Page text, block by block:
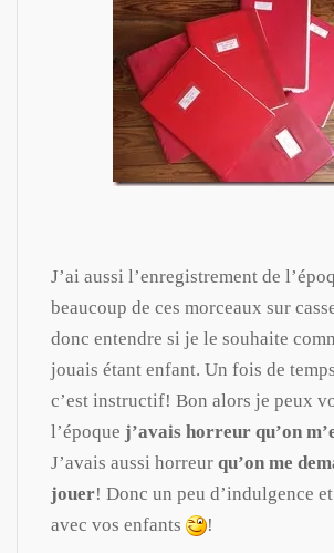
J’ai aussi l’enregistrement de
beaucoup de ces morceaux sur
donc entendre si je le souhaite
jouais étant enfant. Un fois de
c’est instructif! Bon alors je peux
l’époque j’avais horreur qu’on
J’avais aussi horreur qu’on me
jouer! Donc un peu d’indulgence
avec vos enfants
!